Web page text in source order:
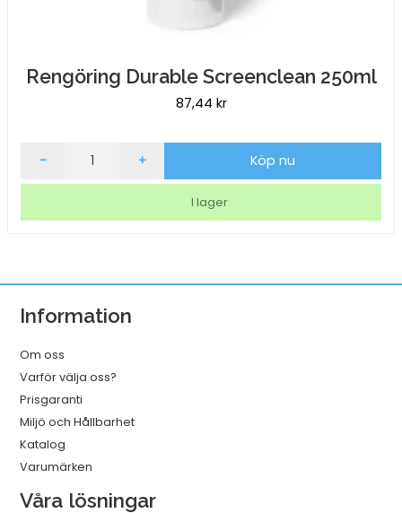
Rengöring Durable Screenclean 250ml
87,44 kr
Rengöring
- + Köp nu
I lager
Information
Om oss
Varför välja oss?
Prisgaranti
Miljö och Hållbarhet
Katalog
Varumärken
Våra lösningar